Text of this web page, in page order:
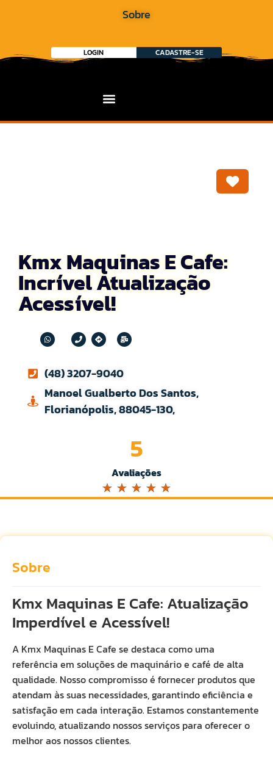
Sobre
LOGIN CADASTRE-SE
Kmx Maquinas E Cafe:
Incrível Atualização
Acessível!
(48) 3207-9040
Manoel Gualberto Dos Santos,
Florianópolis, 88045-130,
Avaliações
5
☆ ☆ ☆ ☆ ☆
Sobre
Kmx Maquinas E Cafe: Atualização
Imperdível e Acessível!
A Kmx Maquinas E Cafe se destaca como uma
referência em soluções de maquinário e café de alta
qualidade. Nosso compromisso é fornecer produtos que
atendam às suas necessidades, garantindo eficiência e
satisfação em cada interação. Estamos constantemente
evoluindo, atualizando nossos serviços para oferecer o
melhor aos nossos clientes.